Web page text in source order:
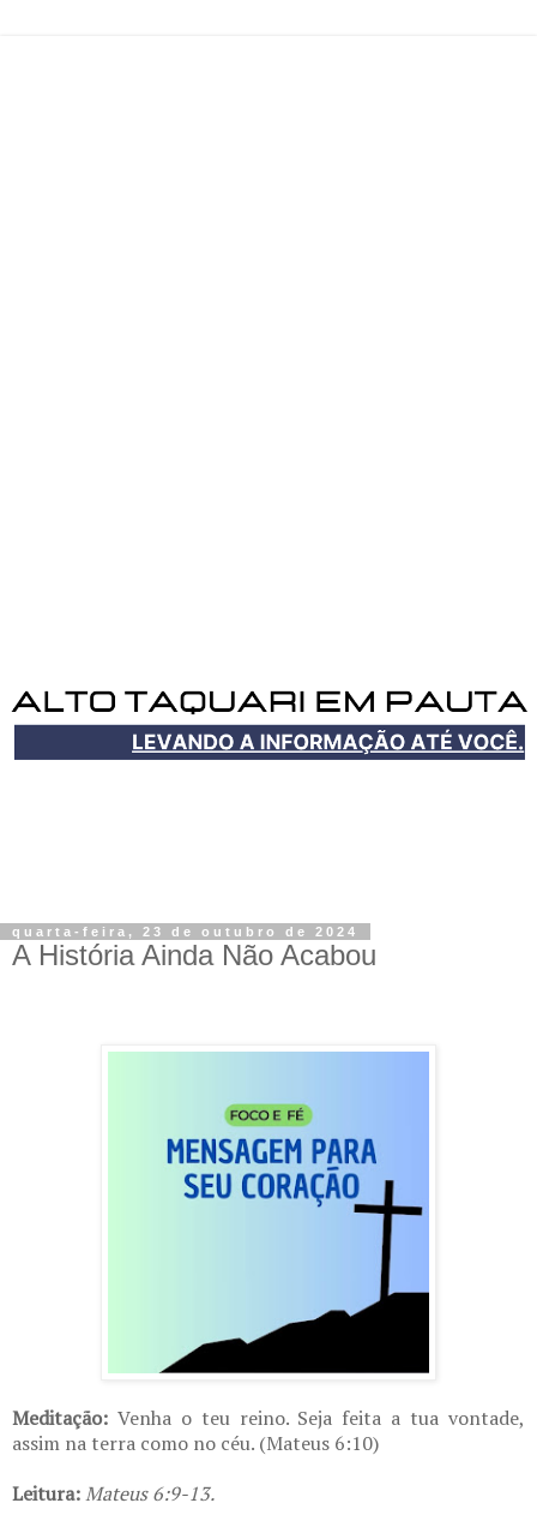
quarta-feira, 23 de outubro de 2024
A História Ainda Não Acabou
Meditação: Venha o teu reino. Seja feita a tua vontade,
assim na terra como no céu. (Mateus 6:10)
Leitura:Mateus 6:9-13.